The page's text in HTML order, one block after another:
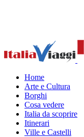
Home
Arte e Cultura
Borghi
Cosa vedere
Italia da scoprire
Itinerari
Ville e Castelli